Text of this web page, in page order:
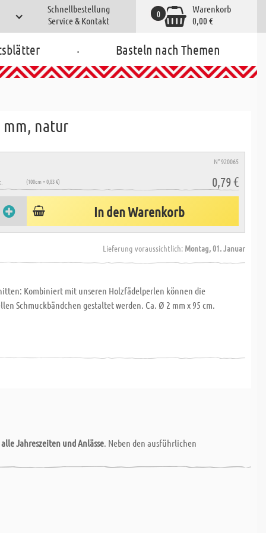
Schnellbestellung
Service & Kontakt
Warenkorb
0,00 €
0
. Basteln nach Themen
mm, natur
N° 920065
(100cm = 0,83 €) 0,79 €
In den Warenkorb
Lieferung voraussichtlich: Montag, 01. Januar
Kombiniert mit unseren Holzfädelperlen können die
Schmuckbändchen gestaltet werden. Ca. Ø 2 mm x 95 cm.
alle Jahreszeiten und Anlässe. Neben den ausführlichen